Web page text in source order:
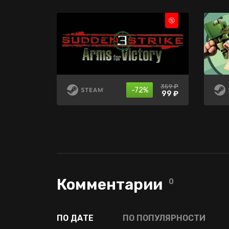
-72% 359 ₽
99 ₽
-50% 465 ₽
232 ₽
-75% 360 ₽
90 ₽
Комментарии 0
ПО ДАТЕ ПО ПОПУЛЯРНОСТИ